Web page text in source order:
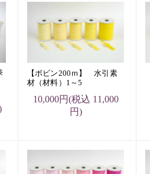
【ボビン200ｍ】 水引素
材（材料）1～5
10,000円(税込 11,000
円)